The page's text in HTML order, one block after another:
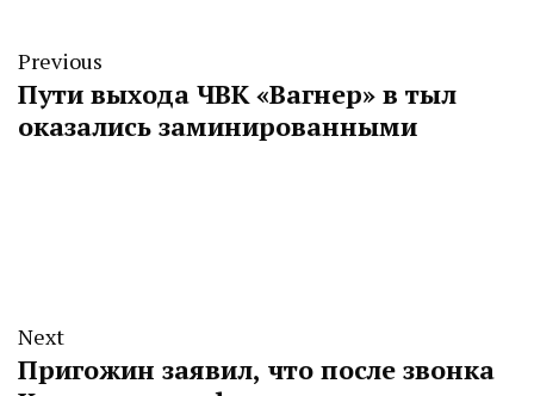
Previous
Пути выхода ЧВК «Вагнер» в тыл
оказались заминированными
Next
Пригожин заявил, что после звонка